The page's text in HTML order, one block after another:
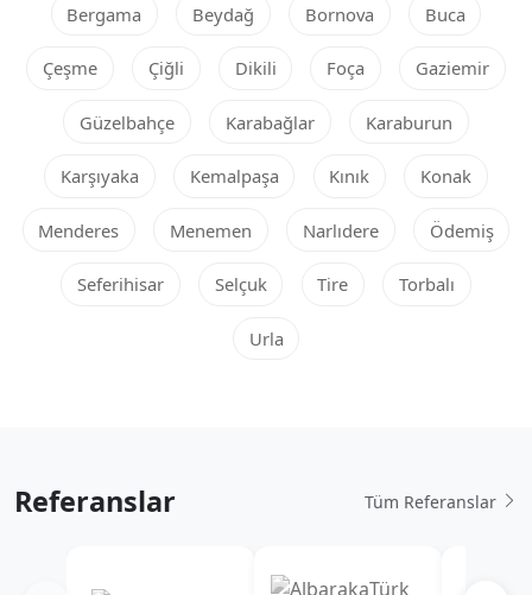
Bergama Beydağ Bornova Buca
Çeşme Çiğli Dikili Foça Gaziemir
Güzelbahçe Karabağlar Karaburun
Karşıyaka Kemalpaşa Kınık Konak
Menderes Menemen Narlıdere Ödemiş
Seferihisar Selçuk Tire Torbalı
Urla
Referanslar Tüm Referanslar